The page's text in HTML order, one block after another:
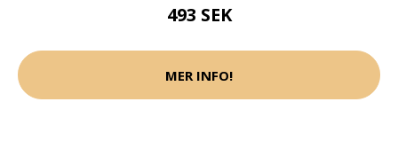
493 SEK
MER INFO!